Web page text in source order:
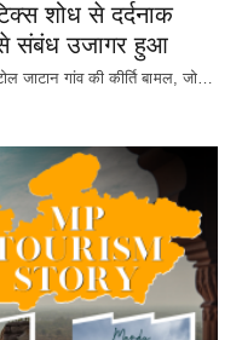
शोध से दर्दनाक
से संबंध उजागर हुआ
जाटान गांव की कीर्ति बामल, जो…